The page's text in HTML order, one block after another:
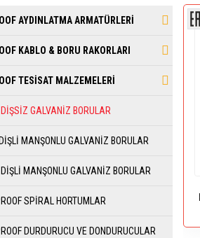
AYDINLATMA ARMATÜRLERİ
KABLO & BORU RAKORLARI
TESİSAT MALZEMELERİ
DİŞSİZ GALVANİZ BORULAR
MANŞONLU GALVANİZ BORULAR
MANŞONLU GALVANİZ BORULAR
SPİRAL HORTUMLAR
DURDURUCU VE DONDURUCULAR